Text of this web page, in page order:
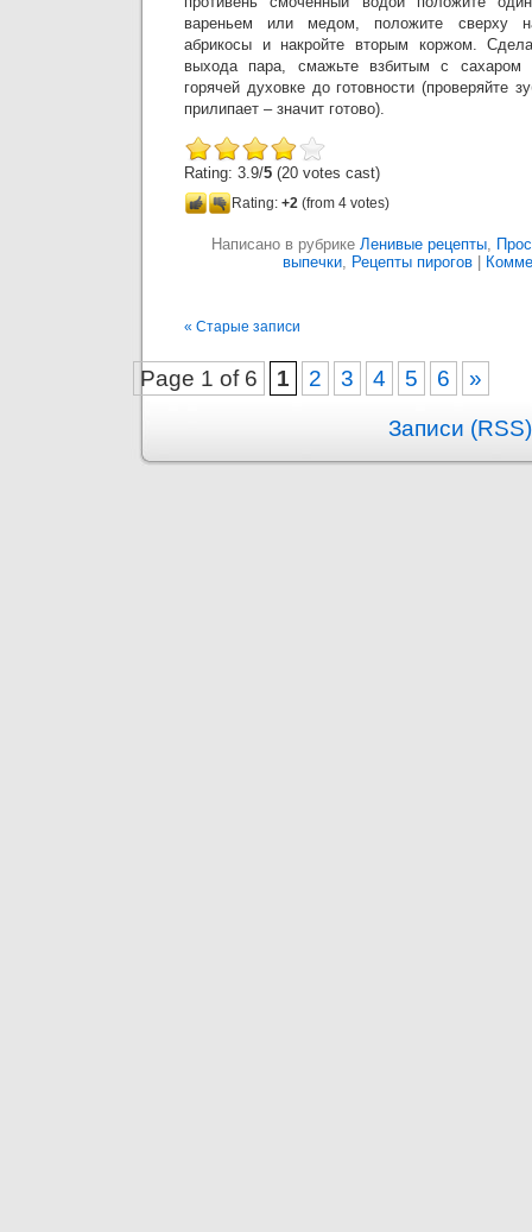
вареньем или медом, положите сверху
абрикосы и накройте вторым коржом.
выхода пара, смажьте взбитым с сахаром
горячей духовке до готовности (проверяйте
прилипает – значит готово).
Rating: 3.9/5 (20 votes cast)
Rating: +2 (from 4 votes)
Написано в рубрике Ленивые рецепты,
выпечки, Рецепты пирогов|
« Старые записи
Page 1 of 6 1 2 3 4 5 6
»
Записи (RSS)